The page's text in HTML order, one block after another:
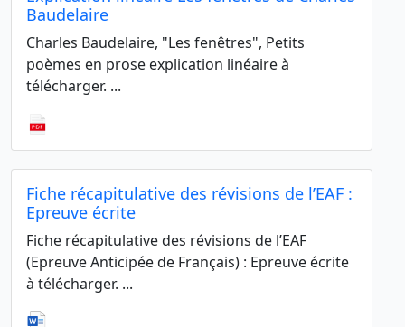
Baudelaire
Charles Baudelaire, "Les fenêtres", Petits
poèmes en prose explication linéaire à
télécharger. ...
Fiche récapitulative des révisions de l’EAF :
Epreuve écrite
Fiche récapitulative des révisions de l’EAF
(Epreuve Anticipée de Français) : Epreuve écrite
à télécharger. ...